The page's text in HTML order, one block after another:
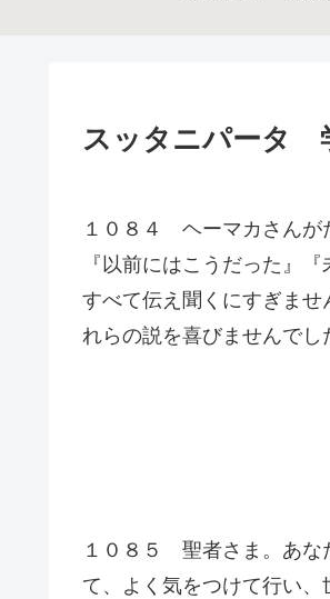
スッタニパータ
１０８４ ヘーマカさんが
『以前にはこうだった』
すべて伝え聞くにすぎま
れらの説を喜びませんでし
１０８５ 聖者さま。あな
て、よく気をつけて行い、